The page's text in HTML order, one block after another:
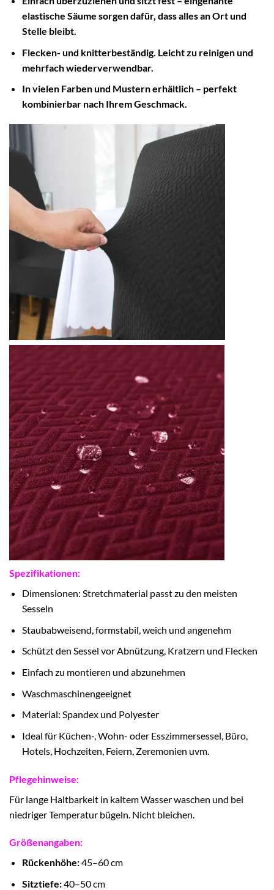
elastische Säume sorgen dafür, dass alles an Ort und
Stelle bleibt.
Flecken- und knitterbeständig. Leicht zu reinigen und
mehrfach wiederverwendbar.
In vielen Farben und Mustern erhältlich – perfekt
kombinierbar nach Ihrem Geschmack.
Spezifikationen:
Dimensionen: Stretchmaterial passt zu den meisten
Sesseln
Staubabweisend, formstabil, weich und angenehm
Schützt den Sessel vor Abnützung, Kratzern und Flecken
Einfach zu montieren und abzunehmen
Waschmaschinengeeignet
Material: Spandex und Polyester
Ideal für Küchen-, Wohn- oder Esszimmersessel, Büro,
Hotels, Hochzeiten, Feiern, Zeremonien uvm.
Pflegehinweise:
Für lange Haltbarkeit in kaltem Wasser waschen und bei
niedriger Temperatur bügeln. Nicht bleichen.
Größenangaben:
Rückenhöhe:45–60 cm
Sitztiefe:40–50 cm